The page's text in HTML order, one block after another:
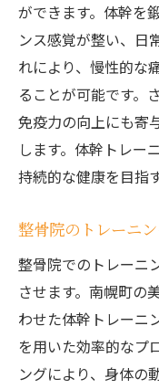
ができます。体幹を
ンス感覚が整い、日
れにより、慢性的な
ることが可能です。
免疫力の向上にも寄
します。体幹トレー
持続的な健康を目指
整骨院のトレーニ
整骨院でのトレーニ
させます。南幌町の
わせた体幹トレーニ
を用いた効率的なプ
ングにより、身体の